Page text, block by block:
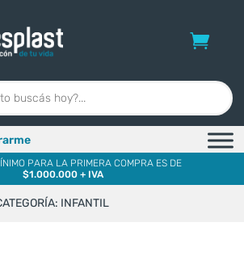
PARA LA PRIMERA COMPRA ES DE
$1.000.000 + IVA
INFANTIL